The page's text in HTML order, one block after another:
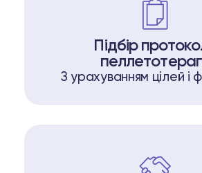
Підбір
З урахуванням цілей і